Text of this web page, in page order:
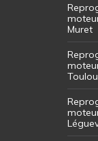
Muret